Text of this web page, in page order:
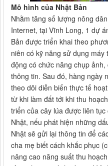
Mô hình của Nhật Bản
Nhằm tăng số lượng nông
Internet, tại Vĩnh Long, 1 dự
Bản được triển khai theo
niên có kỹ năng sử dụng
động có chức năng chụp
thông tin. Sau đó, hàng ngày
theo dõi diễn biến thực tế
từ khi làm đất tới khi thu
triển của cây lúa được liên
Nhật, nếu phát hiện những
Nhật sẽ gửi lại thông tin để
cha mẹ biết cách khắc phục
nâng cao năng suất thu